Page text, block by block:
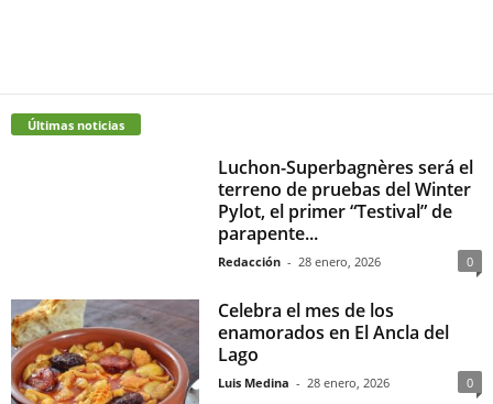
Últimas noticias
Luchon-Superbagnères será el
terreno de pruebas del Winter
Pylot, el primer “Testival” de
parapente...
Redacción - 28 enero, 2026 0
Celebra el mes de los
enamorados en El Ancla del
Lago
Luis Medina - 28 enero, 2026 0